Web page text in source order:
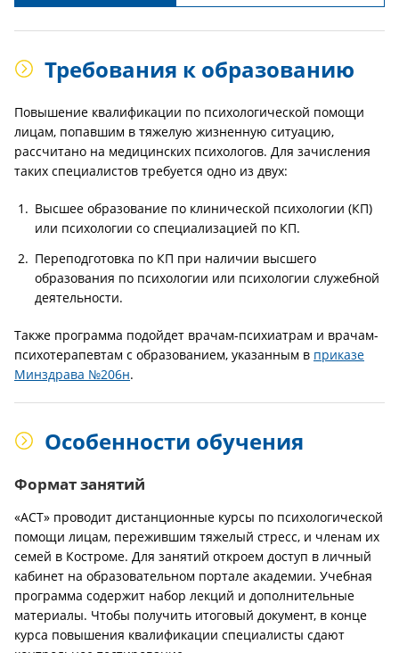
Требования к образованию
Повышение квалификации по психологической помощи
лицам, попавшим в тяжелую жизненную ситуацию,
рассчитано на медицинских психологов. Для зачисления
таких специалистов требуется одно из двух:
Высшее образование по клинической психологии (КП)
или психологии со специализацией по КП.
Переподготовка по КП при наличии высшего
образования по психологии или психологии служебной
деятельности.
Также программа подойдет врачам-психиатрам и врачам-
психотерапевтам с образованием, указанным в приказе
Минздрава №206н.
Особенности обучения
Формат занятий
«АСТ» проводит дистанционные курсы по психологической
помощи лицам, пережившим тяжелый стресс, и членам их
семей в Костроме. Для занятий откроем доступ в личный
кабинет на образовательном портале академии. Учебная
программа содержит набор лекций и дополнительные
материалы. Чтобы получить итоговый документ, в конце
курса повышения квалификации специалисты сдают